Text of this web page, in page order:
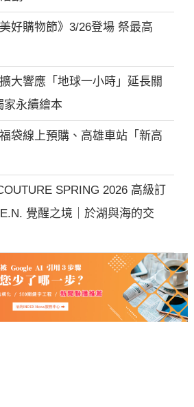
好購物節》3/26登場 祭最高
大響應「地球一小時」延長關
家永續繪本
袋線上預購、高雄車站「新高
SPRING 2026 高級訂
覺醒之境｜於湖與海的交